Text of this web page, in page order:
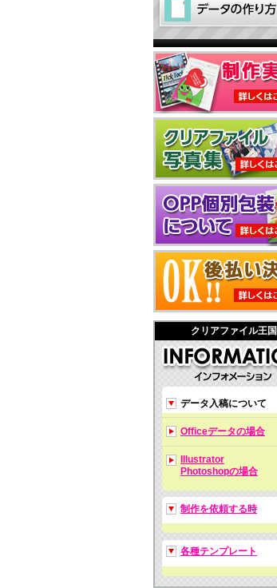
クリアファイル王国
データ入稿について
Officeデータの場合
Illustrator
Photoshopの場合
制作を依頼する時
各種テンプレート